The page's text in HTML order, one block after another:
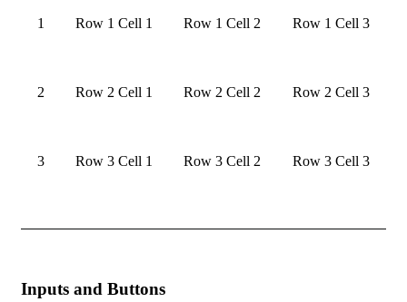
1 Row 1 Cell 1 Row 1 Cell 2 Row 1 Cell 3
2 Row 2 Cell 1 Row 2 Cell 2 Row 2 Cell 3
3 Row 3 Cell 1 Row 3 Cell 2 Row 3 Cell 3
Inputs and Buttons